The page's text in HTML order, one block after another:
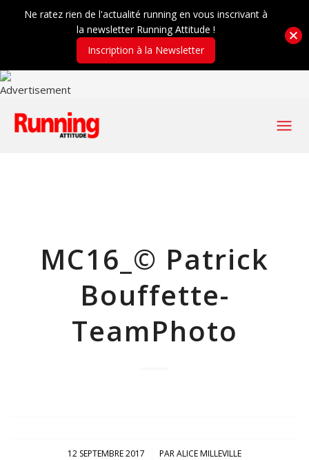
MC16_© Patrick
Bouffette-
TeamPhoto
12 SEPTEMBRE 2017
/ PARALICE MILLEVILLE
Ne ratez rien de l'actualité running en vous inscrivant à
la newsletter Running Attitude !
Inscription à la Newsletter